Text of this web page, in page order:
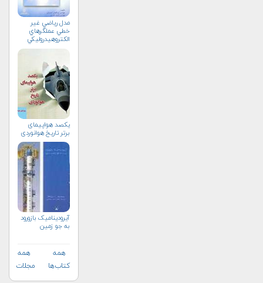
مدل رياضي غير
خطي عملگرهاي
الكتروهيدروليكي
جهت هدايت كنترل
یکصد هواپیمای
برتر تاریخ هوانوردی
آیرودینامیک بازورود
به جو زمین
همه
کتاب‌ها
همه
مجلات